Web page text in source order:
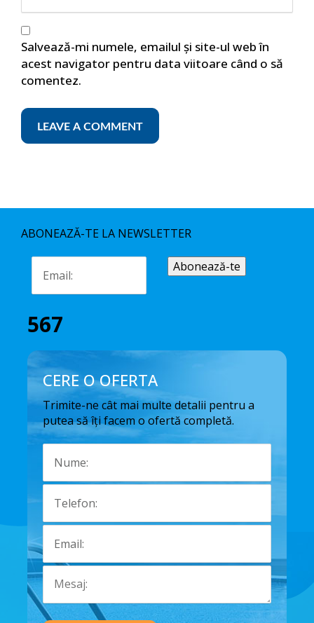
Salvează-mi numele, emailul și site-ul web în
acest navigator pentru data viitoare când o să
comentez.
ABONEAZĂ-TE LA NEWSLETTER
567
CERE O OFERTA
Trimite-ne cât mai multe detalii pentru a
putea să îți facem o ofertă completă.